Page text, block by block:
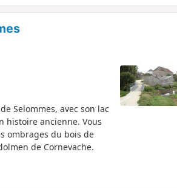
Selommes, avec son lac
histoire ancienne. Vous
ombrages du bois de
de Cornevache.